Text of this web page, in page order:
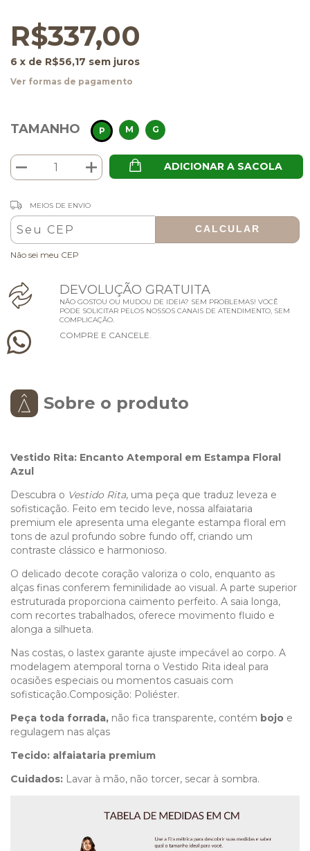
R$337,00
6 x de R$56,17 sem juros
Ver formas de pagamento
TAMANHO P M G
ADICIONAR A SACOLA
Entregas para o CEP:
MEIOS DE ENVIO
CALCULAR
Não sei meu CEP
DEVOLUÇÃO GRATUITA
NÃO GOSTOU OU MUDOU DE IDEIA? SEM PROBLEMAS! VOCÊ
PODE SOLICITAR PELOS NOSSOS CANAIS DE ATENDIMENTO, SEM
COMPLICAÇÃO.
COMPRE E CANCEL E
Sobre o produto
Vestido Rita: Encanto Atemporal em Estampa Floral
Azul
Descubra o Vestido Rita, uma peça que traduz leveza e
sofisticação. Feito em tecido leve, nossa alfaiataria
premium ele apresenta uma elegante estampa floral em
tons de azul profundo sobre fundo off, criando um
contraste clássico e harmonioso.
O delicado decote coração valoriza o colo, enquanto as
alças finas conferem feminilidade ao visual. A parte superior
estruturada proporciona caimento perfeito. A saia longa,
com recortes trabalhados, oferece movimento fluido e
alonga a silhueta.
Nas costas, o lastex garante ajuste impecável ao corpo. A
modelagem atemporal torna o Vestido Rita ideal para
ocasiões especiais ou momentos casuais com
sofisticação.Composição: Poliéster.
Peça toda forrada, não fica transparente, contém bojo e
regulagem nas alças
Tecido: alfaiataria premium
Cuidados: Lavar à mão, não torcer, secar à sombra.